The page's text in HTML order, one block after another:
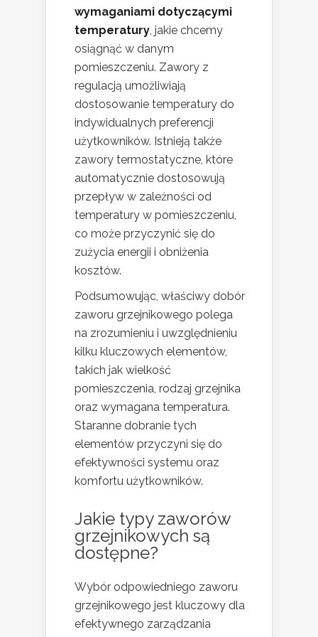
wymaganiami dotyczącymi
temperatury, jakie chcemy
osiągnąć w danym
pomieszczeniu. Zawory z
regulacją umożliwiają
dostosowanie temperatury do
indywidualnych preferencji
użytkowników. Istnieją także
zawory termostatyczne, które
automatycznie dostosowują
przepływ w zależności od
temperatury w pomieszczeniu,
co może przyczynić się do
zużycia energii i obniżenia
kosztów.
Podsumowując, właściwy dobór
zaworu grzejnikowego polega
na zrozumieniu i uwzględnieniu
kilku kluczowych elementów,
takich jak wielkość
pomieszczenia, rodzaj grzejnika
oraz wymagana temperatura.
Staranne dobranie tych
elementów przyczyni się do
efektywności systemu oraz
komfortu użytkowników.
Jakie typy zaworów
grzejnikowych są
dostępne?
Wybór odpowiedniego zaworu
grzejnikowego jest kluczowy dla
efektywnego zarządzania